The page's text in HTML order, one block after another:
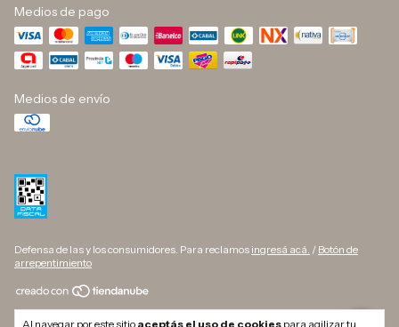
Al navegar por este sitio aceptás el uso de cookies para agilizar tu
Medios de pago
Medios de envío
Defensa de las y los consumidores. Para reclamos ingresá acá. / Botón de
arrepentimiento
Copyright DINO BUTELLI - 33709627169 - 2026. Todos los derechos